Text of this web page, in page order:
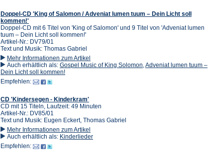
Doppel-CD 'King of Salomon / Adveniat lumen tuum – Dein Licht soll
kommen!'
Doppel-CD mit 6 Titel von 'King of Salomon' und 9 Titel von 'Adveniat lumen
tuum – Dein Licht soll kommen!'
Artikel-Nr.: DV79/01
Text und Musik: Thomas Gabriel
Mehr Informationen zum Artikel
Auch erhältlich als: Gospel Music of King Solomon,Adveniat lumen tuum –
Dein Licht soll kommen!
Empfehlen:
CD 'Kindersegen - Kinderkram'
CD mit 15 Titeln, Laufzeit: 49 Minuten
Artikel-Nr.: DV85/01
Text und Musik: Eugen Eckert, Thomas Gabriel
Mehr Informationen zum Artikel
Auch erhältlich als: Kinderlieder
Empfehlen: